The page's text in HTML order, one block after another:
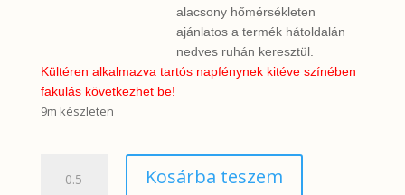
alacsony hőmérsékleten
ajánlatos a termék hátoldalán
nedves ruhán keresztül.
Kültéren alkalmazva tartós napfénynek kitéve színében
fakulás következhet be!
9m készleten
mennyiség
Kosárba teszem